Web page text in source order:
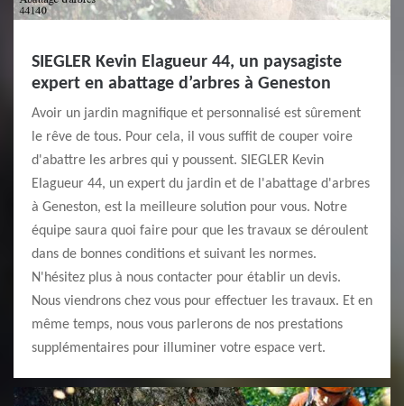
SIEGLER Kevin Elagueur 44, un paysagiste
expert en abattage d’arbres à Geneston
Avoir un jardin magnifique et personnalisé est sûrement
le rêve de tous. Pour cela, il vous suffit de couper voire
d'abattre les arbres qui y poussent. SIEGLER Kevin
Elagueur 44, un expert du jardin et de l'abattage d'arbres
à Geneston, est la meilleure solution pour vous. Notre
équipe saura quoi faire pour que les travaux se déroulent
dans de bonnes conditions et suivant les normes.
N'hésitez plus à nous contacter pour établir un devis.
Nous viendrons chez vous pour effectuer les travaux. Et en
même temps, nous vous parlerons de nos prestations
supplémentaires pour illuminer votre espace vert.